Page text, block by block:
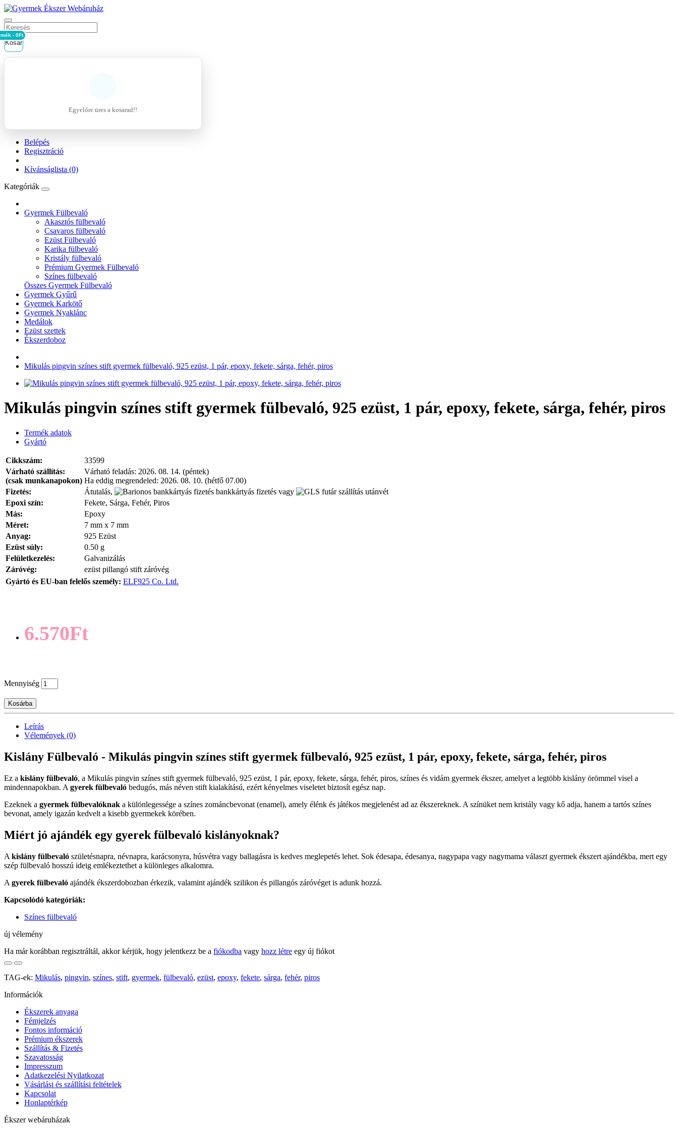
Kosár
- 0Ft
Egyelőre üres a kosarad!!
Belépés
Regisztráció
Kívánságlista (0)
Kategóriák
Gyermek Fülbevaló
Akasztós fülbevaló
Csavaros fülbevaló
Ezüst Fülbevaló
Karika fülbevaló
Kristály fülbevaló
Prémium Gyermek Fülbevaló
Színes fülbevaló
Összes Gyermek Fülbevaló
Gyermek Gyűrű
Gyermek Karkötő
Gyermek Nyaklánc
Medálok
Ezüst szettek
Ékszerdoboz
Mikulás pingvin színes stift gyermek fülbevaló, 925 ezüst, 1 pár, epoxy, fekete, sárga, fehér, piros
Mikulás pingvin színes stift gyermek fülbevaló, 925 ezüst, 1 pár, epoxy, fekete, sárga, fehér, piros
Termék adatok
Gyártó
Cikkszám:
33599
Várható szállítás:
(csak munkanapokon)
Várható feladás: 2026. 08. 14. (péntek)
Ha eddig megrendeled: 2026. 08. 10. (hétfő 07.00)
Fizetés:
Átutalás, bankkártyás fizetés vagy
utánvét
Epoxi szín:
Fekete, Sárga, Fehér, Piros
Más:
Epoxy
Méret:
7 mm x 7 mm
Anyag:
925 Ezüst
Ezüst súly:
0.50 g
Felületkezelés:
Galvanizálás
Záróvég:
ezüst pillangó stift záróvég
Gyártó és EU-ban felelős személy: ELF925 Co. Ltd.
6.570Ft
Mennyiség
Kosárba
Leírás
Vélemények (0)
Kislány Fülbevaló - Mikulás pingvin színes stift gyermek fülbevaló, 925 ezüst, 1 pár, epoxy, fekete, sárga, fehér, piros
Ez a kislány fülbevaló, a Mikulás pingvin színes stift gyermek fülbevaló, 925 ezüst, 1 pár, epoxy, fekete, sárga, fehér, piros, színes és vidám gyermek ékszer, amelyet a legtöbb kislány örömmel visel a
mindennapokban. A gyerek fülbevaló bedugós, más néven stift kialakítású, ezért kényelmes viseletet biztosít egész nap.
Ezeknek a gyermek fülbevalóknak a különlegessége a színes zománcbevonat (enamel), amely élénk és játékos megjelenést ad az ékszereknek. A színüket nem kristály vagy kő adja, hanem a tartós színes
bevonat, amely igazán kedvelt a kisebb gyermekek körében.
Miért jó ajándék egy gyerek fülbevaló kislányoknak?
A kislány fülbevaló születésnapra, névnapra, karácsonyra, húsvétra vagy ballagásra is kedves meglepetés lehet. Sok édesapa, édesanya, nagypapa vagy nagymama választ gyermek ékszert ajándékba, mert egy
szép fülbevaló hosszú ideig emlékeztethet a különleges alkalomra.
A gyerek fülbevaló ajándék ékszerdobozban érkezik, valamint ajándék szilikon és pillangós záróvéget is adunk hozzá.
Kapcsolódó kategóriák:
Színes fülbevaló
új vélemény
Ha már korábban regisztráltál, akkor kérjük, hogy jelentkezz be a fiókodba vagy hozz létre egy új fiókot
TAG-ek: Mikulás, pingvin, színes, stift, gyermek, fülbevaló, ezüst, epoxy, fekete, sárga, fehér, piros
Információk
Ékszerek anyaga
Fémjelzés
Fontos információ
Prémium ékszerek
Szállítás & Fizetés
Szavatosság
Impresszum
Adatkezelési Nyilatkozat
Vásárlási és szállítási feltételek
Kapcsolat
Honlaptérkép
Ékszer webáruházak